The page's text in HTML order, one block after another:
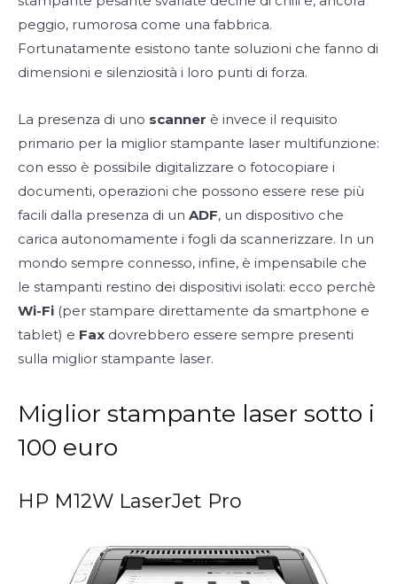
peggio, rumorosa come una fabbrica.
Fortunatamente esistono tante soluzioni che fanno di
dimensioni e silenziosità i loro punti di forza.
La presenza di uno scanner è invece il requisito
primario per la miglior stampante laser multifunzione:
con esso è possibile digitalizzare o fotocopiare i
documenti, operazioni che possono essere rese più
facili dalla presenza di un ADF, un dispositivo che
carica autonomamente i fogli da scannerizzare. In un
mondo sempre connesso, infine, è impensabile che
le stampanti restino dei dispositivi isolati: ecco perchè
Wi-Fi (per stampare direttamente da smartphone e
tablet) e Fax dovrebbero essere sempre presenti
sulla miglior stampante laser.
Miglior stampante laser sotto i
100 euro
HP M12W LaserJet Pro